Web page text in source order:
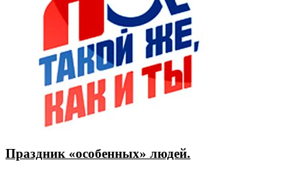
Праздник «особенных» людей.